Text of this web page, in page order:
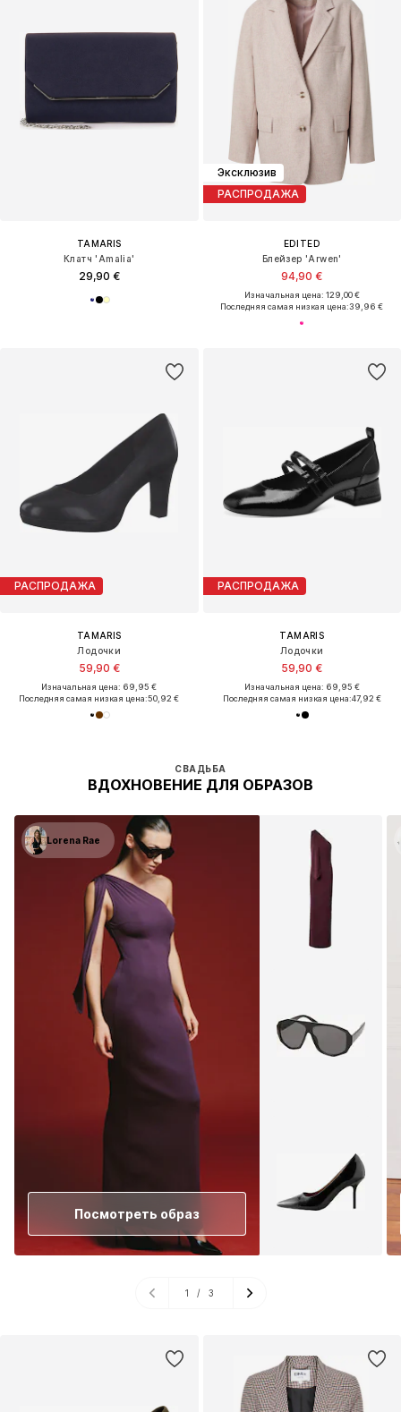
TAMARIS
Клатч 'Amalia'
29,90 €
Эксклюзив
РАСПРОДАЖА
EDITED
Блейзер 'Arwen'
94,90 €
Изначальная цена: 129,00 €
Последняя самая низкая цена:39,96 €
РАСПРОДАЖА
TAMARIS
Лодочки
59,90 €
Изначальная цена: 69,95 €
Последняя самая низкая цена:50,92 €
СВАДЬБА
ВДОХНОВЕНИЕ ДЛЯ ОБРАЗОВ
Lorena Rae
Посмотреть образ
1 / 3
РАСПРОДАЖА
TAMARIS
Лодочки
59,90 €
Изначальная цена: 69,95 €
Последняя самая низкая цена:47,92 €